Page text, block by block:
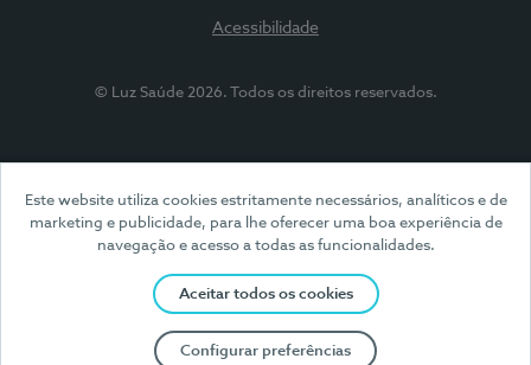
Este website utiliza cookies estritamente necessários, analíticos e de
marketing e publicidade, para lhe oferecer uma boa experiência de
navegação e acesso a todas as funcionalidades.
Aceitar todos os cookies
Configurar preferências
Acessibilidade
© Luz Saúde 2026. Todos os direitos reservados.